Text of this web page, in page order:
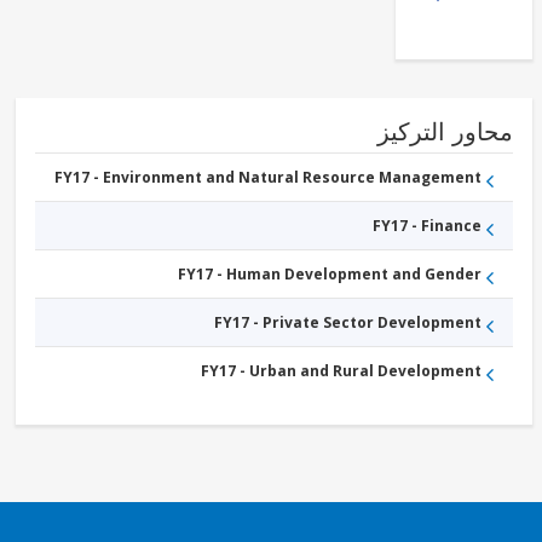
Administration
- Industry,
Trade and
Services
التركيز
FY17 - Environment and Natural Resource Management
FY17 - Finance
FY17 - Human Development and Gender
FY17 - Private Sector Development
FY17 - Urban and Rural Development